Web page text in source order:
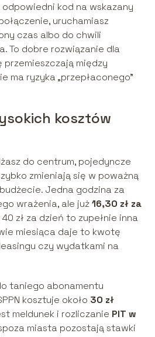
kod na wskazany
uruchamiasz
czas albo do chwili
To dobre rozwiązanie dla
między
ma ryzyka „przepłaconego”
kosztów
do centrum, pojedyncze
zmieniają się w poważną
Jedna godzina za
wrażenia, ale już16,30 zł za
zł za dzień to zupełnie inna
miesiąca daje to kwotę
czy wydatkami na
taniego abonamentu
kosztuje około 30 zł
meldunek i rozliczanie PIT w
miasta pozostają stawki